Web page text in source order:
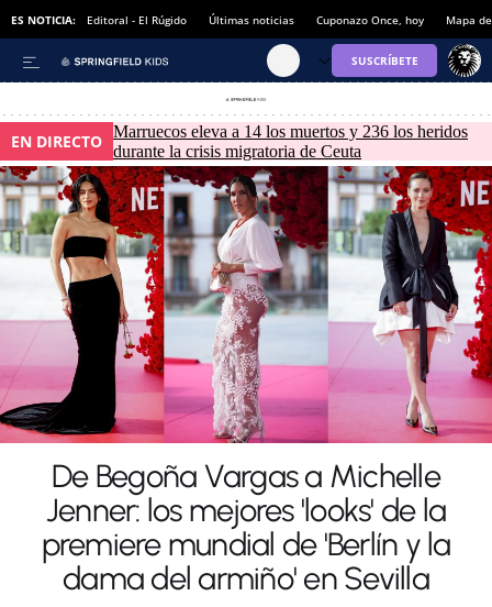
ES NOTICIA: Editoral - El Rúgido Últimas noticias Cuponazo Once, hoy Mapa
EN DIRECTO Marruecos eleva a 14 los muertos y 236 los heridos
durante la crisis migratoria de Ceuta
De Begoña Vargas a Michelle
Jenner: los mejores 'looks' de la
premiere mundial de 'Berlín y la
dama del armiño' en Sevilla